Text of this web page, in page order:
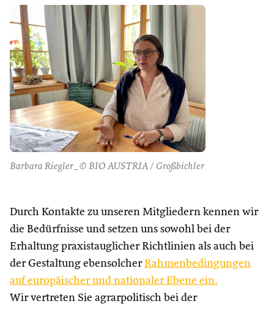
Barbara Riegler_© BIO AUSTRIA / Großbichler
Durch Kontakte zu unseren Mitgliedern kennen wir
die Bedürfnisse und setzen uns sowohl bei der
Erhaltung praxistauglicher Richtlinien als auch bei
der Gestaltung ebensolcher Rahmenbedingungen
auf europäischer und nationaler Ebene ein.
Wir vertreten Sie agrarpolitisch bei der